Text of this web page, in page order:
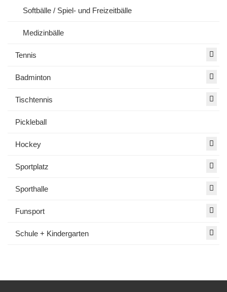
Softbälle / Spiel- und Freizeitbälle
Medizinbälle
Tennis
Badminton
Tischtennis
Pickleball
Hockey
Sportplatz
Sporthalle
Funsport
Schule + Kindergarten